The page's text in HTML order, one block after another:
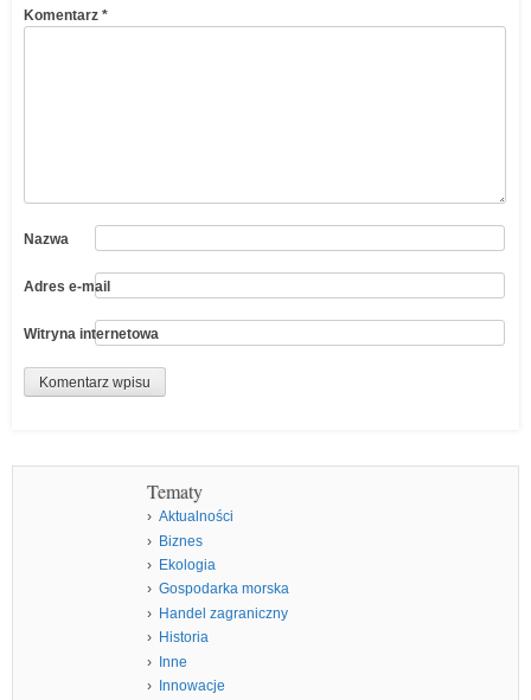
Komentarz *
Nazwa
Adres e-mail
Witryna internetowa
Tematy
Aktualności
Biznes
Ekologia
Gospodarka morska
Handel zagraniczny
Historia
Inne
Innowacje